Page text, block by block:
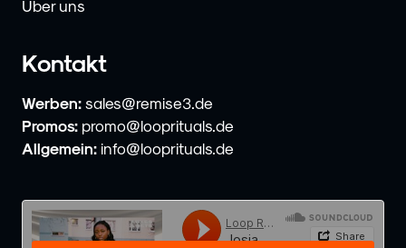
Über uns
Kontakt
Werben: sales@remise3.de
Promos: promo@looprituals.de
Allgemein: info@looprituals.de